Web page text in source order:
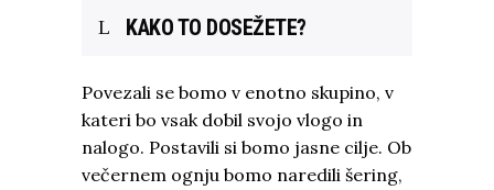
KAKO TO DOSEŽETE?
Povezali se bomo v enotno skupino, v
kateri bo vsak dobil svojo vlogo in
nalogo. Postavili si bomo jasne cilje. Ob
večernem ognju bomo naredili šering,